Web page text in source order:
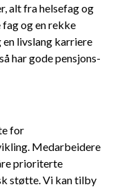
alt fra helsefag og
og en rekke
en livslang karriere
har gode pensjons-
for
Medarbeidere
prioriterte
støtte. Vi kan tilby